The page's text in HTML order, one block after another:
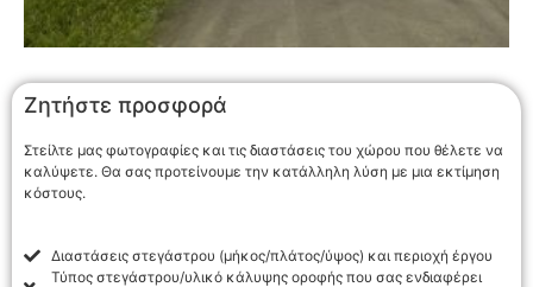
Ζητήστε προσφορά
Στείλτε μας φωτογραφίες και τις διαστάσεις του χώρου που θέλετε να
καλύψετε. Θα σας προτείνουμε την κατάλληλη λύση με μια εκτίμηση
κόστους.
Διαστάσεις στεγάστρου (μήκος/πλάτος/ύψος) και περιοχή έργου
Τύπος στεγάστρου/υλικό κάλυψης οροφής που σας ενδιαφέρει